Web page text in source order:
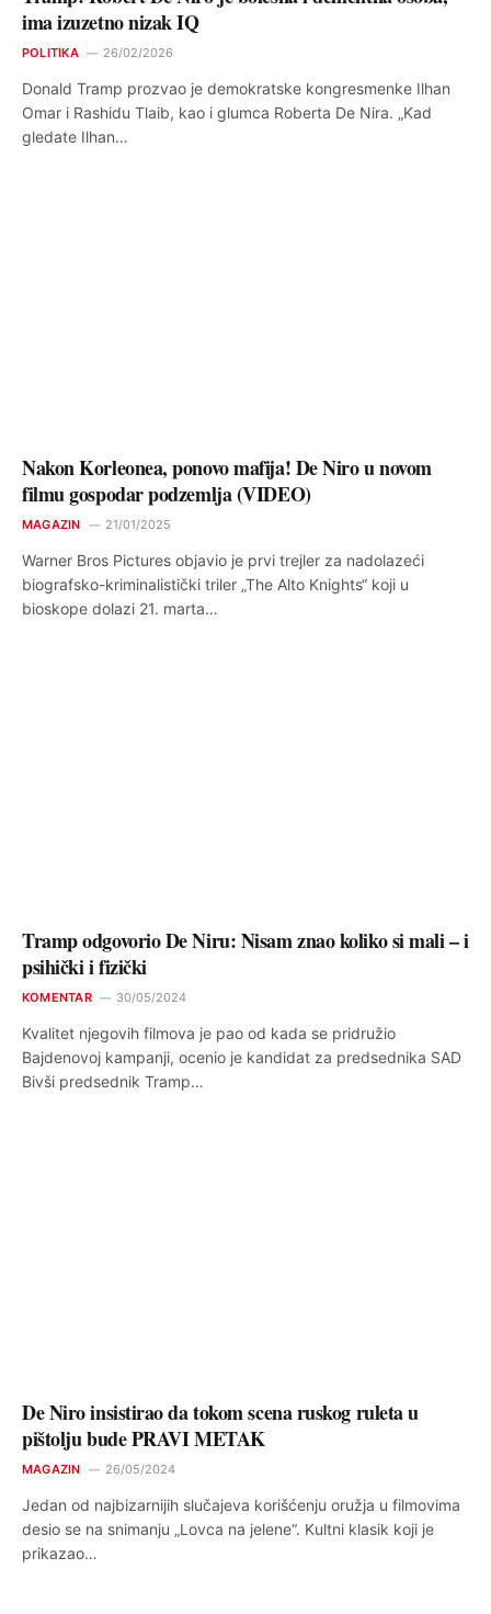
ima izuzetno nizak IQ
POLITIKA 26/02/2026
Donald Tramp prozvao je demokratske kongresmenke Ilhan
Omar i Rashidu Tlaib, kao i glumca Roberta De Nira. „Kad
gledate Ilhan…
Nakon Korleonea, ponovo mafija! De Niro u novom
filmu gospodar podzemlja (VIDEO)
MAGAZIN 21/01/2025
Warner Bros Pictures objavio je prvi trejler za nadolazeći
biografsko-kriminalistički triler „The Alto Knights“ koji u
bioskope dolazi 21. marta…
Tramp odgovorio De Niru: Nisam znao koliko si mali – i
psihički i fizički
KOMENTAR 30/05/2024
Kvalitet njegovih filmova je pao od kada se pridružio
Bajdenovoj kampanji, ocenio je kandidat za predsednika SAD
Bivši predsednik Tramp…
De Niro insistirao da tokom scena ruskog ruleta u
pištolju bude PRAVI METAK
MAGAZIN 26/05/2024
Jedan od najbizarnijih slučajeva korišćenju oružja u filmovima
desio se na snimanju „Lovca na jelene“. Kultni klasik koji je
prikazao…